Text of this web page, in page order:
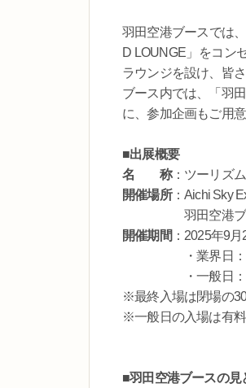
羽田空港ブースでは
D LOUNGE」をコン
ラウンジを設け、皆
ブース内では、「羽
に、参加企画もご用
■出展概要
名 称：ツーリズ
開催場所：Aichi Sky
羽田空港ブース
開催期間 ：2025年9
・業界日：9月25
・一般日：9月27
※最終入場は閉場の
※一般日の入場は有
■羽田空港ブースの見